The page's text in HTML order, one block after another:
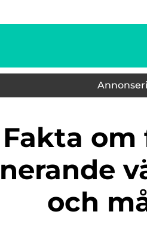
Fakta om fjärilar: En
och